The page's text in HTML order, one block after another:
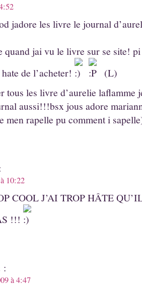
jadore les livre le journal
quand jai vu le livre sur se site!
de l’acheter!
(L)
tous les livre d’aurelie
aussi!!!bsx jous adore
men rapelle pu comment i
10:22
COOL J’AI TROP HÂTE
!!!
:
à 4:47